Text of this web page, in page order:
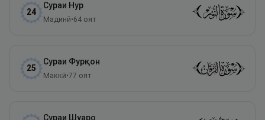
24
Сураи Нур
Мадинӣ•64 оят
25
Сураи Фурқон
Маккӣ•77 оят
Сураи Шуаро